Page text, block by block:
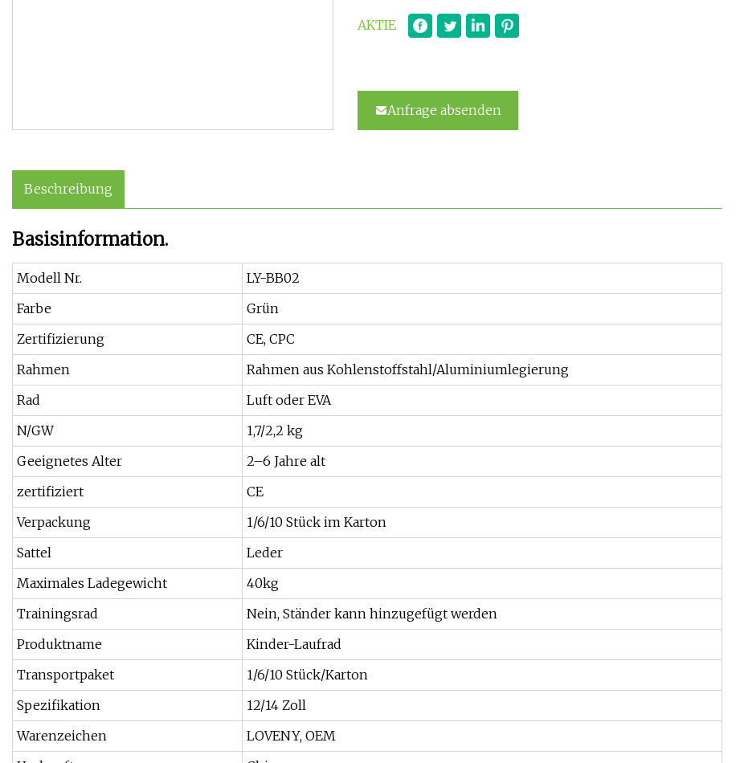
AKTIE
Anfrage absenden
Beschreibung
Basisinformation.
Modell Nr.
LY-BB02
Farbe
Grün
Zertifizierung
CE, CPC
Rahmen
Rahmen aus Kohlenstoffstahl/Aluminiumlegierung
Rad
Luft oder EVA
N/GW
1,7/2,2 kg
Geeignetes Alter
2–6 Jahre alt
zertifiziert
CE
Verpackung
1/6/10 Stück im Karton
Sattel
Leder
Maximales Ladegewicht
40kg
Trainingsrad
Nein, Ständer kann hinzugefügt werden
Produktname
Kinder-Laufrad
Transportpaket
1/6/10 Stück/Karton
Spezifikation
12/14 Zoll
Warenzeichen
LOVENY, OEM